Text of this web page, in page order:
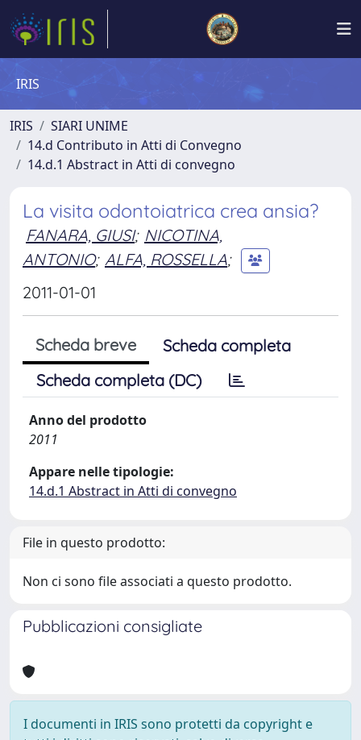
IRIS
IRIS
SIARI UNIME
14.d Contributo in Atti di Convegno
14.d.1 Abstract in Atti di convegno
La visita odontoiatrica crea ansia?
FANARA, GIUSI; NICOTINA,
ANTONIO; ALFA, ROSSELLA;
2011-01-01
Scheda breve
Scheda completa
Scheda completa (DC)
Anno del prodotto
2011
Appare nelle tipologie:
14.d.1 Abstract in Atti di convegno
File in questo prodotto:
Non ci sono file associati a questo prodotto.
Pubblicazioni consigliate
I documenti in IRIS sono protetti da copyright e